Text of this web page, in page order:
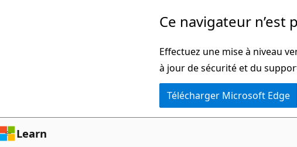
Ce navigateur n’est
Effectuez une mise à niveau
à jour de sécurité et du
Télécharger Microsoft Edge
Learn